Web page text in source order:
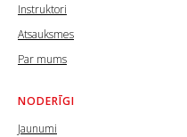
Instruktori
Atsauksmes
Par mums
NODERĪGI
Jaunumi